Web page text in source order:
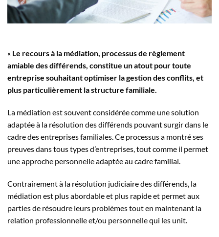
« Le recours à la médiation, processus de règlement
amiable des différends, constitue un atout pour toute
entreprise souhaitant optimiser la gestion des conflits, et
plus particulièrement la structure familiale.
La médiation est souvent considérée comme une solution
adaptée à la résolution des différends pouvant surgir dans le
cadre des entreprises familiales. Ce processus a montré ses
preuves dans tous types d’entreprises, tout comme il permet
une approche personnelle adaptée au cadre familial.
Contrairement à la résolution judiciaire des différends, la
médiation est plus abordable et plus rapide et permet aux
parties de résoudre leurs problèmes tout en maintenant la
relation professionnelle et/ou personnelle qui les unit.